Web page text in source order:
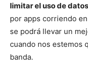
limitar el uso de datos
por apps corriendo
se podrá llevar un
cuando nos estemos
banda.